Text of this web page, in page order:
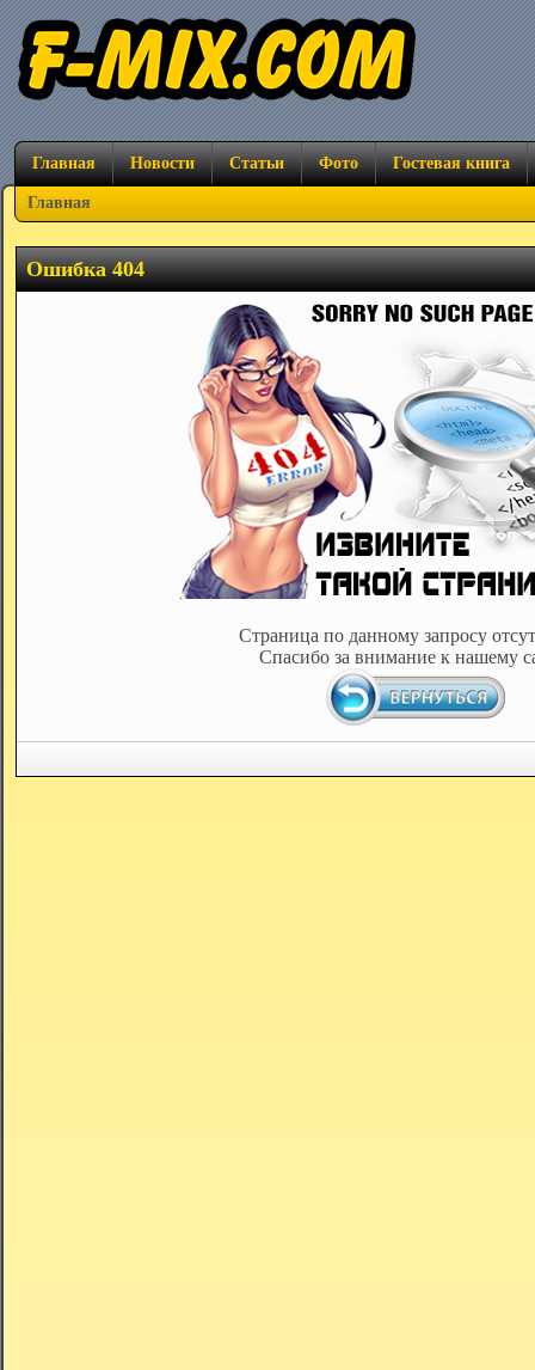
Главная Новости Статьи Фото Гостевая книга
Главная
Ошибка 404
Страница по данному запросу
Спасибо за внимание к нашему